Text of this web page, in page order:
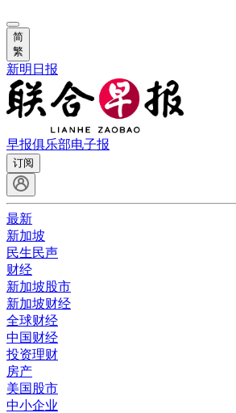
简
繁
新明日报
早报俱乐部电子报
订阅
最新
新加坡
民生民声
财经
新加坡股市
新加坡财经
全球财经
中国财经
投资理财
房产
美国股市
中小企业